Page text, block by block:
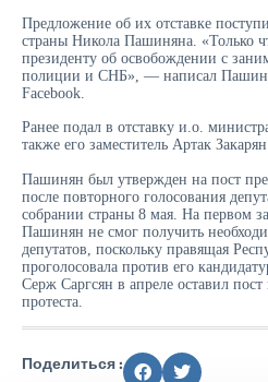
Предложение об их отставке
страны Никола Пашиняна. «Только
президенту об освобождении с
полиции и СНБ», — написал
Facebook.
Ранее подал в отставку и.о.
также его заместитель Артак Закарян.
Пашинян был утвержден на пост
после повторного голосования
собрании страны 8 мая. На первом
Пашинян не смог получить
депутатов, поскольку правящая
проголосовала против его
Серж Саргсян в апреле оставил
протеста.
Поделиться :